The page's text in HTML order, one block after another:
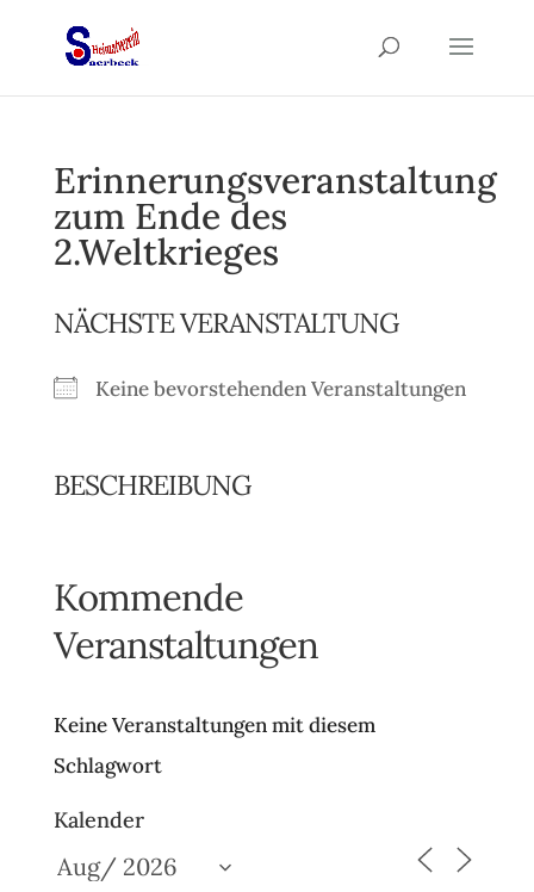
Erinnerungsveranstaltung
zum Ende des
2.Weltkrieges
NÄCHSTE VERANSTALTUNG
Keine bevorstehenden Veranstaltungen
BESCHREIBUNG
Kommende
Veranstaltungen
Keine Veranstaltungen mit diesem
Schlagwort
Kalender